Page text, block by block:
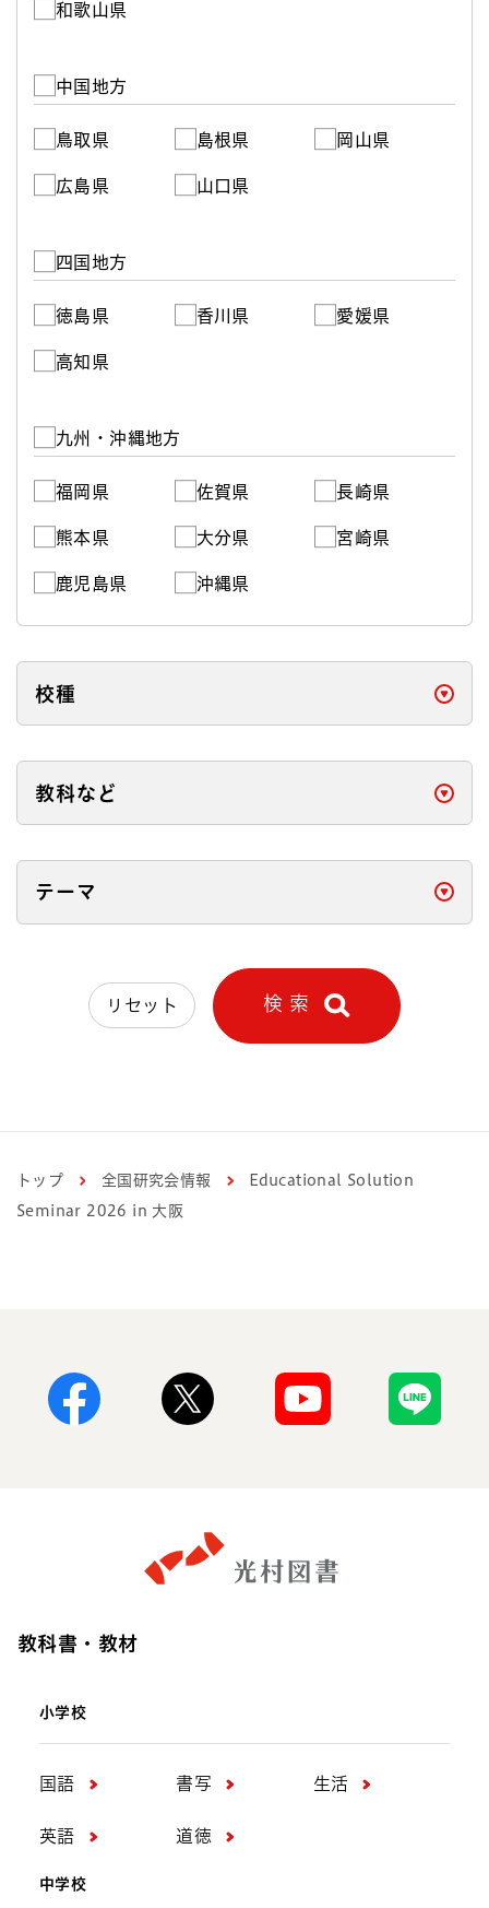
和歌山県
中国地方
鳥取県 島根県 岡山県
広島県 山口県
四国地方
徳島県 香川県 愛媛県
高知県
九州・沖縄地方
福岡県 佐賀県 長崎県
熊本県 大分県 宮崎県
鹿児島県 沖縄県
校種 開く
教科など 開く
テーマ 開く
リセット 検 索
トップ 全国研究会情報
Educational Solution
Seminar 2026 in 大阪
教科書・教材
小学校
国語 書写 生活
英語 道徳
中学校